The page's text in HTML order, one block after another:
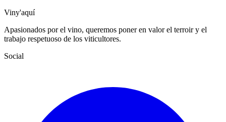
Viny'aquí
Apasionados por el vino, queremos poner en valor el terroir y el
trabajo respetuoso de los viticultores.
Social